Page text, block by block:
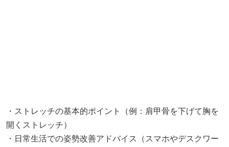
・ストレッチの基本的ポイント（例：肩甲骨を下げて胸を
開くストレッチ）
・日常生活での姿勢改善アドバイス（スマホやデスクワー